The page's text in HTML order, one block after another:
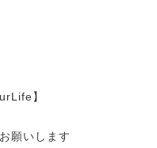
】
願いします